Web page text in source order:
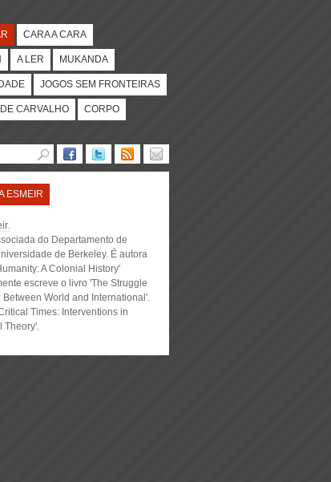
CARA A CARA
A LER MUKANDA
JOGOS SEM FRONTEIRAS
CARVALHO CORPO
ESMEIR
.
do Departamento de
de Berkeley. É autora
A Colonial History'
escreve o livro 'The Struggle
Between World and International'.
Times: Interventions in
Theory'.